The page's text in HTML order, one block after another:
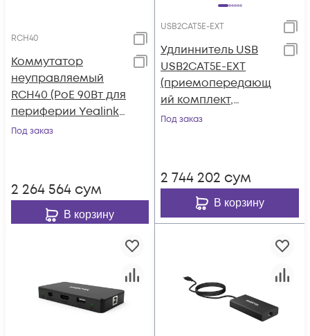
RCH40
Коммутатор
неуправляемый
RCH40 (PoE 90Вт для
периферии Yealink,
4 порта PoE GE,
Под заказ
2 264 564 сум
В корзину
USB2CAT5E-EXT
Удлиннитель USB
USB2CAT5E-EXT
(приемопередающ
ий комплект,
адаптер
Под заказ
2 744 202 сум
В корзину